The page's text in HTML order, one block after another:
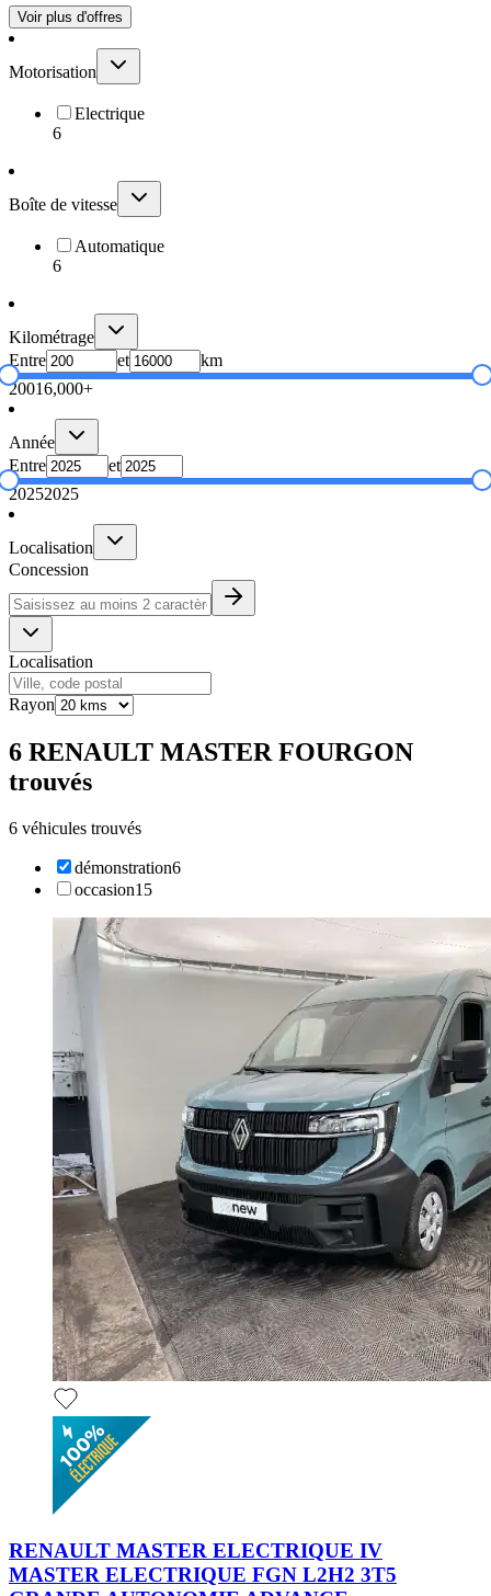
Voir plus d'offres
Motorisation
Electrique
6
Boîte de vitesse
Automatique
6
Kilométrage
Entre
et
km
20016,000+
Année
Entre
et
20252025
Localisation
Concession
Localisation
Rayon
6 RENAULT MASTER FOURGON
trouvés
6 véhicules trouvés
démonstration6
occasion15
RENAULT MASTER ELECTRIQUE IV
MASTER ELECTRIQUE FGN L2H2 3T5